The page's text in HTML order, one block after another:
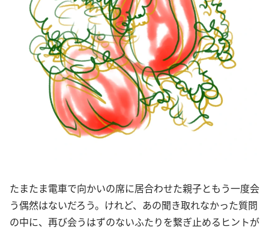
たまたま電車で向かいの席に居合わせた親子ともう一度会
う偶然はないだろう。けれど、あの聞き取れなかった質問
の中に、再び会うはずのないふたりを繋ぎ止めるヒントが